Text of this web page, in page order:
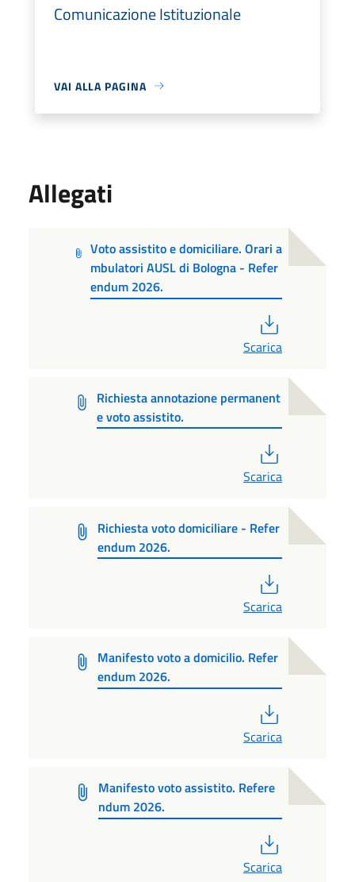
Comunicazione Istituzionale
VAI ALLA PAGINA
Allegati
Voto assistito e domiciliare. Orari a
mbulatori AUSL di Bologna - Refer
endum 2026.
Scarica
Richiesta annotazione permanent
e voto assistito.
Scarica
Richiesta voto domiciliare - Refer
endum 2026.
Scarica
Manifesto voto a domicilio. Refer
endum 2026.
Scarica
Manifesto voto assistito. Refere
ndum 2026.
Scarica